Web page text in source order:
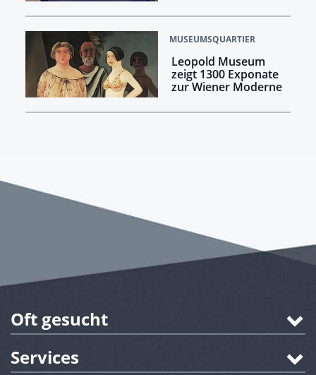
MUSEUMSQUARTIER
Leopold Museum
zeigt 1300 Exponate
zur Wiener Moderne
Oft gesucht
Services